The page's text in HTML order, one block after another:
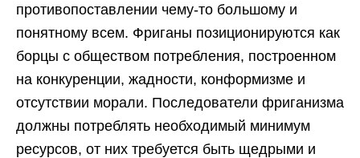
противопоставлении чему-то большому и
понятному всем. Фриганы позиционируются как
борцы с обществом потребления, построенном
на конкуренции, жадности, конформизме и
отсутствии морали. Последователи фриганизма
должны потреблять необходимый минимум
ресурсов, от них требуется быть щедрыми и